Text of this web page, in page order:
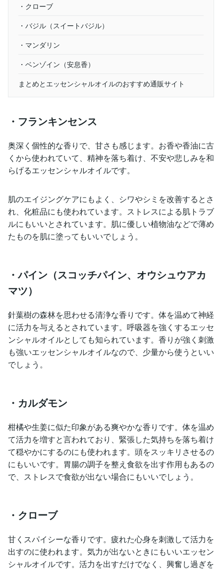
・クローブ
・バジル（スイートバジル）
・マンダリン
・ベンゾイン（安息香）
まとめとエッセンシャルオイルのおすすめ通販サイト
・フランキンセンス
奥深く個性的な香りで、甘さも感じます。お香や香油に古
くから使われていて、精神を落ち着け、不安や悲しみを和
らげるエッセンシャルオイルです。
肌のエイジングケアにもよく、シワやシミを改善するとさ
れ、化粧品にも使われています。ストレスによる肌トラブ
ルにもいいとされています。肌に優しい植物油などで薄め
たものを肌に塗ってもいいでしょう。
・パイン（スコッチパイン、オウシュウアカ
マツ）
針葉樹の森林を思わせる清浄な香りです。体を温めて神経
に活力を与えるとされています。呼吸器を強くするエッセ
ンシャルオイルとしても知られています。香りが強く刺激
も強いエッセンシャルオイルなので、少量から使うといい
でしょう。
・カルダモン
柑橘や生姜に似た印象がある爽やかな香りです。体を温め
て活力を増すと言われており、緊張した気持ちを落ち着け
て穏やかにするのにも使われます。頭をスッキリさせるの
にもいいです。胃腸の調子を整え食欲を出す作用もあるの
で、ストレスで食欲が出ない場合にもいいでしょう。
・クローブ
甘くスパイシーな香りです。疲れた心身を刺激して活力を
出すのに使われます。気力が出ないときにもいいエッセン
シャルオイルです。活力を出すだけでなく、興奮し過ぎを